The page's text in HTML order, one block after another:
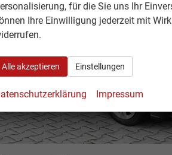
für die Sie uns Ihr
Ihre Einwilligung jederzeit mit
Alle akzeptieren Einstellungen
Impressum